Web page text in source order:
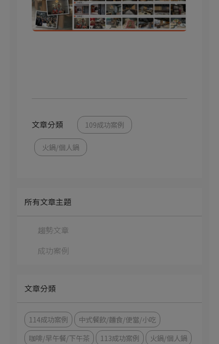
文章分類 109成功案例
火鍋/個人鍋
所有文章主題
趨勢文章
成功案例
文章分類
114成功案例
中式餐飲/麵食/便當/小吃
咖啡/早午餐/下午茶
113成功案例
火鍋/個人鍋